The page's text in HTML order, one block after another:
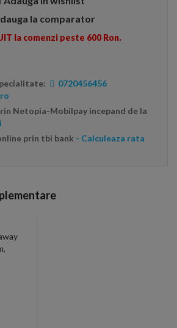
la comparator
la comenzi peste 600 Ron.
0720456456
Netopia-Mobilpay incepand de la
prin tbi bank - Calculeaza rata